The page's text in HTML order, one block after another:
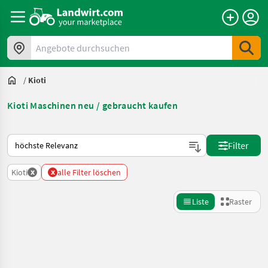
Angebote durchsuchen
/ Kioti
Kioti Maschinen neu / gebraucht kaufen
So wird auf Landwirt.com sortiert
Filter
Kioti x x alle Filter löschen
Liste Raster